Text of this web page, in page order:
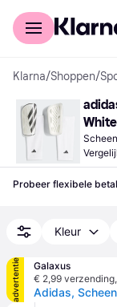
Voor shoppers
Klarna/Shoppen/
Probeer flexibele
Kleur
advertentie
Galaxus
€ 2,99 verzending,
Adidas,